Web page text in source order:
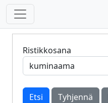
Ristikkosana
Tyhjennä